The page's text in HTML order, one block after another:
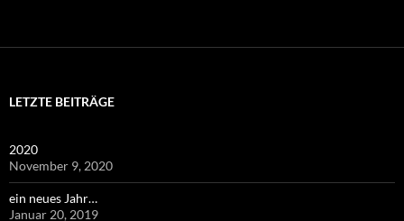
LETZTE BEITRÄGE
2020
November 9, 2020
ein neues Jahr…
Januar 20, 2019